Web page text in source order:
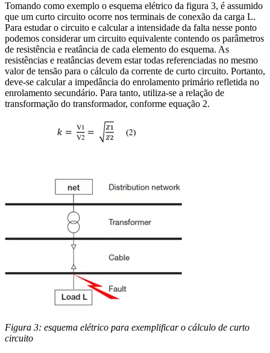
Tomando como exemplo o esquema elétrico da figura 3, é assumido
que um curto circuito ocorre nos terminais de conexão da carga L.
Para estudar o circuito e calcular a intensidade da falta nesse ponto
podemos considerar um circuito equivalente contendo os parâmetros
de resistência e reatância de cada elemento do esquema. As
resistências e reatâncias devem estar todas referenciadas no mesmo
valor de tensão para o cálculo da corrente de curto circuito. Portanto,
deve-se calcular a impedância do enrolamento primário refletida no
enrolamento secundário. Para tanto, utiliza-se a relação de
transformação do transformador, conforme equação 2.
Figura 3: esquema elétrico para exemplificar o cálculo de curto
circuito